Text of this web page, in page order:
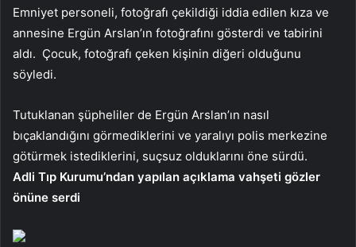
Emniyet personeli, fotoğrafı çekildiği iddia edilen kıza ve
annesine Ergün Arslan’ın fotoğrafını gösterdi ve tabirini
aldı. Çocuk, fotoğrafı çeken kişinin diğeri olduğunu
söyledi.
Tutuklanan şüpheliler de Ergün Arslan’ın nasıl
bıçaklandığını görmediklerini ve yaralıyı polis merkezine
götürmek istediklerini, suçsuz olduklarını öne sürdü.
Adli Tıp Kurumu’ndan yapılan açıklama vahşeti gözler
önüne serdi